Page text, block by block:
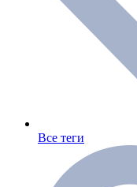
Все теги